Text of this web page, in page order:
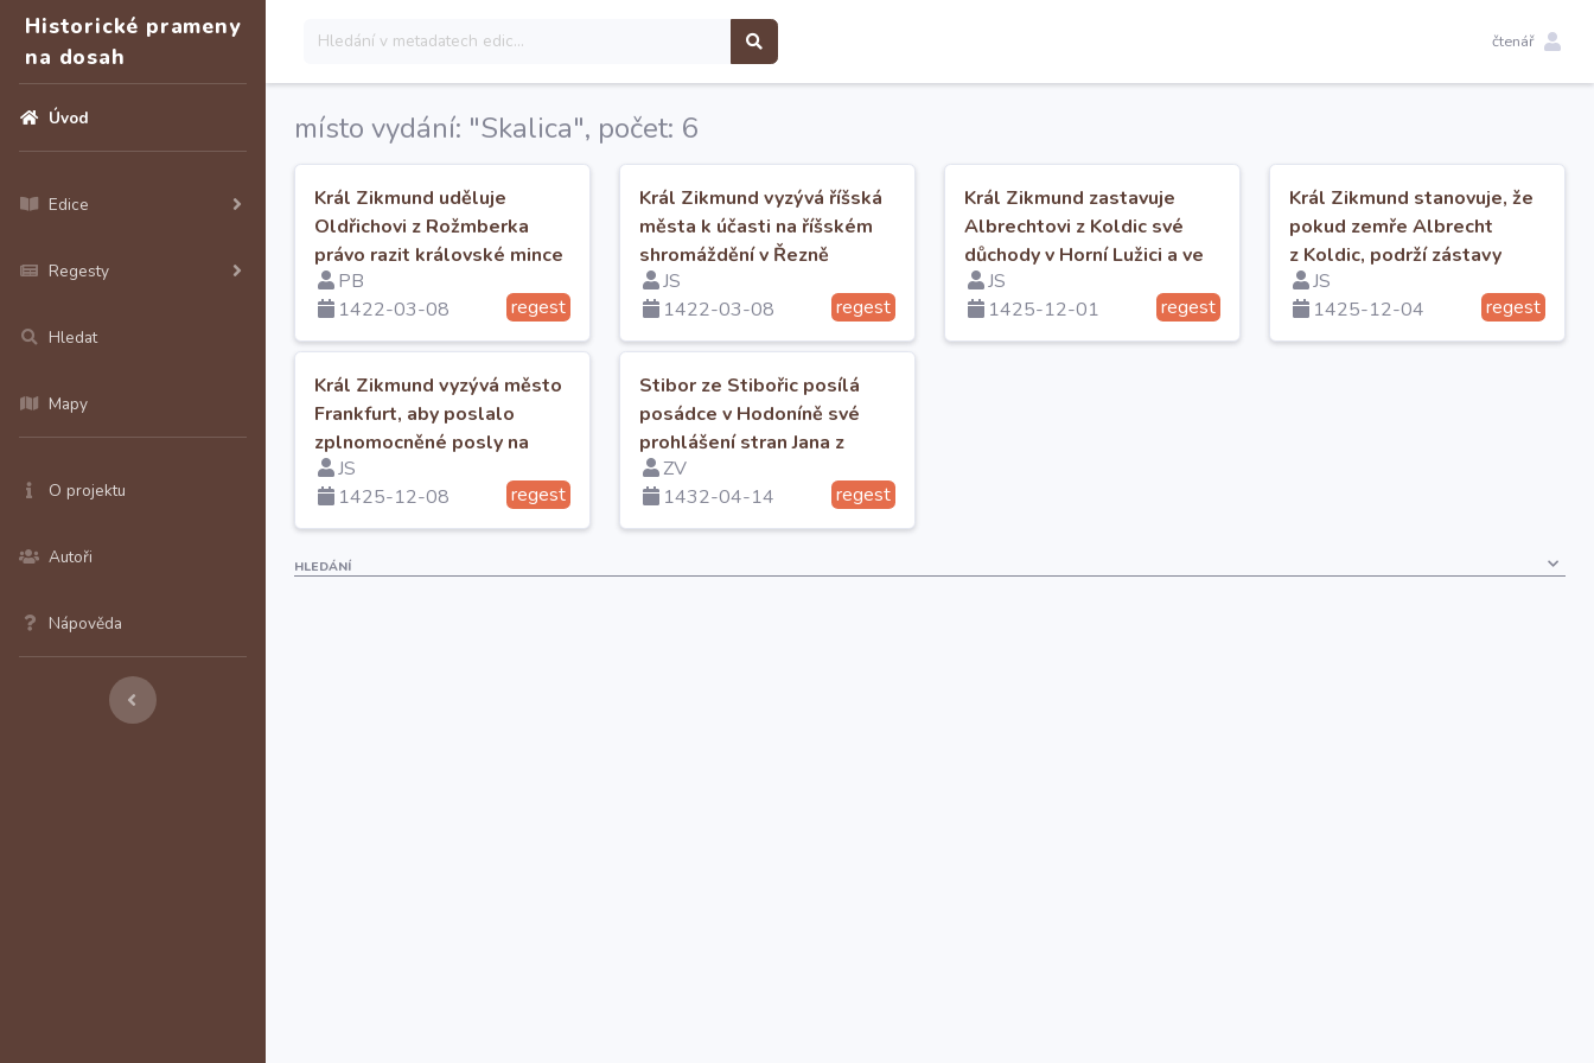
Historické prameny
na dosah
Úvod
Edice
Regesty
Hledat
Mapy
O projektu
Autoři
Nápověda
čtenář
místo vydání: "Skalica", počet: 6
Král Zikmund uděluje
Oldřichovi z Rožmberka
právo razit královské mince
PB
1422-03-08
regest
Král Zikmund vyzývá říšská
města k účasti na říšském
shromáždění v Řezně
JS
1422-03-08
regest
Král Zikmund zastavuje
Albrechtovi z Koldic své
důchody v Horní Lužici a ve
Svídnicko-Javorsku
JS
1425-12-01
regest
Král Zikmund stanovuje, že
pokud zemře Albrecht
z Koldic, podrží zástavy
synovec Hanuš a syn Těma.
JS
1425-12-04
regest
Král Zikmund vyzývá město
Frankfurt, aby poslalo
zplnomocněné posly na
sněm ve Vídni
JS
1425-12-08
regest
Stibor ze Stibořic posílá
posádce v Hodoníně své
prohlášení stran Jana z
Vrbna.
ZV
1432-04-14
regest
HLEDÁNÍ